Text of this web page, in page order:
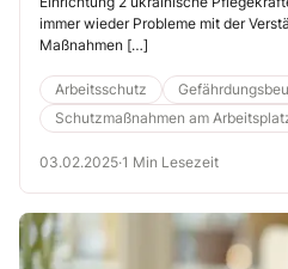
immer wieder Probleme mit der
Maßnahmen […]
Arbeitsschutz
Schutzmaßnahmen am
03.02.2025·1 Min Lesezeit